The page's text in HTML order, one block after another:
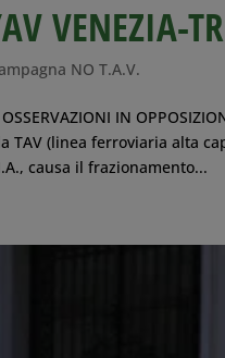
VENEZIA-
NO T.A.V.
OSSERVAZIONI IN
TAV (linea ferroviaria alta
causa il frazionamento...